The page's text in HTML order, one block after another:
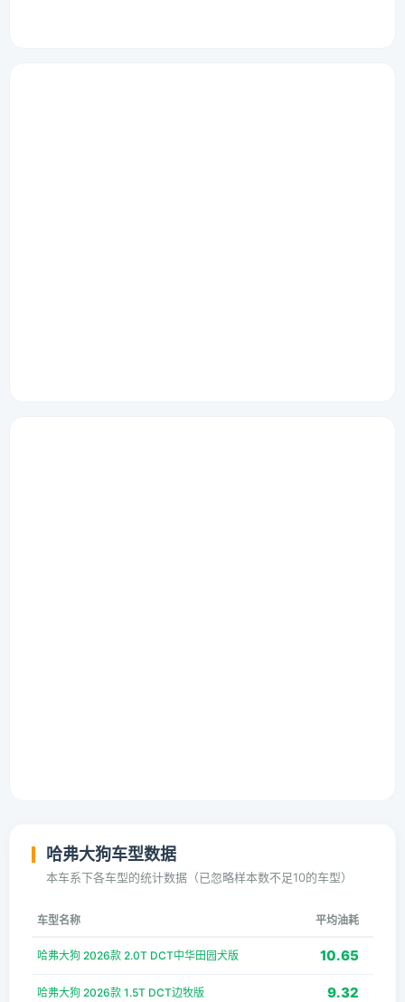
哈弗大狗车型数据
本车系下各车型的统计数据（已忽略样本数不足10的车型）
车型名称 平均油耗
哈弗大狗 2026款 2.0T DCT中华田园犬版 10.65
哈弗大狗 2026款 1.5T DCT边牧版 9.32